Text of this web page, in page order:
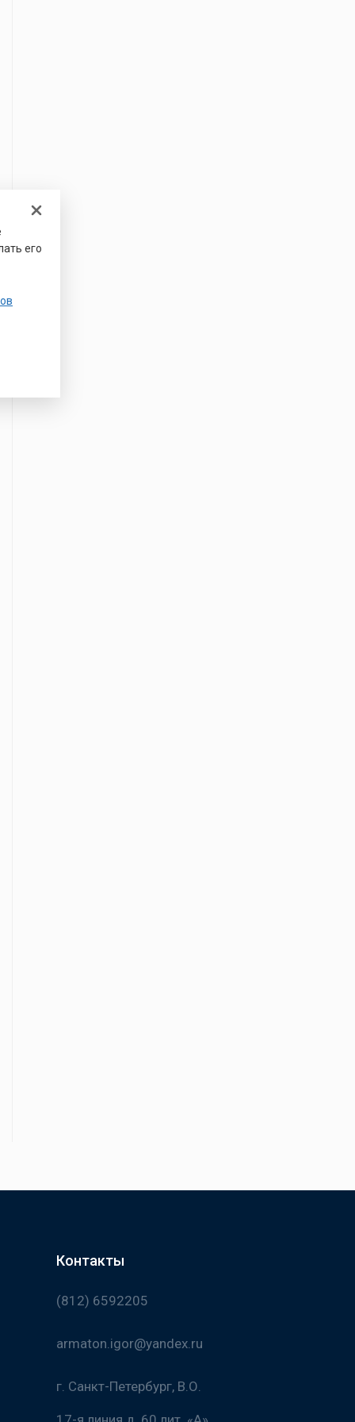
Контакты
(812) 6592205
armaton.igor@yandex.ru
г. Санкт-Петербург, В.О.
его